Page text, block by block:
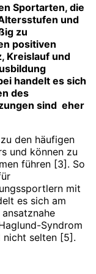
Sportarten, die
und
zu
positiven
Kreislauf und
handelt es sich
des
sind eher
den häufigen
und können zu
führen [3]. So
mit
es sich am
Syndrom
nicht selten [5].